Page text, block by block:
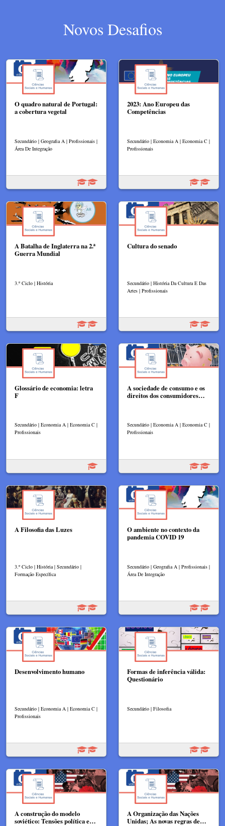
Novos Desafios
O quadro natural de Portugal:
a cobertura vegetal
Secundário | Geografia A | Profissionais |
Área De Integração
2023: Ano Europeu das
Competências
Secundário | Economia A | Economia C |
Profissionais
A Batalha de Inglaterra na 2.ª
Guerra Mundial
3.º Ciclo | História
Cultura do senado
Secundário | História Da Cultura E Das
Artes | Profissionais
Glossário de economia: letra
F
Secundário | Economia A | Economia C |
Profissionais
A sociedade de consumo e os
direitos dos consumidores…
Secundário | Economia A | Economia C |
Profissionais
A Filosofia das Luzes​
3.º Ciclo | História | Secundário |
Formação Específica
O ambiente no contexto da
pandemia COVID 19
Secundário | Geografia A | Profissionais |
Área De Integração
Desenvolvimento humano
Secundário | Economia A | Economia C |
Profissionais
Formas de inferência válida:
Questionário
Secundário | Filosofia
A construção do modelo
soviético: Tensões política e…
A Organização das Nações
Unidas; As novas regras de…